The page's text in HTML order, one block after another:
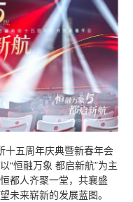
十五周年庆典暨新春年会
“恒融万象 都启新航”为主
都人齐聚一堂，共襄盛
未来崭新的发展蓝图。